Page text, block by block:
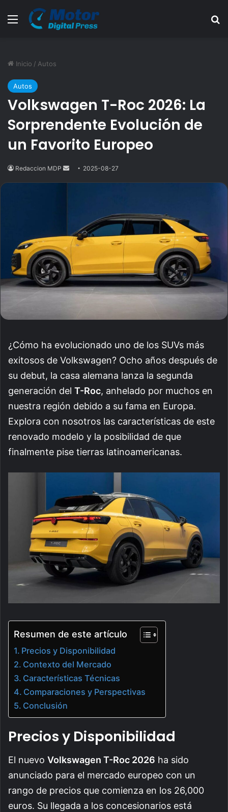
Menú
Inicio / Autos
Autos
Volkswagen T-Roc 2026: La
Sorprendente Evolución de
un Favorito Europeo
Redaccion MDP
Send2025-08-27
¿Cómo ha evolucionado uno de los SUVs más
exitosos de Volkswagen? Ocho años después de
su debut, la casa alemana lanza la segunda
generación del T-Roc, anhelado por muchos en
nuestra región debido a su fama en Europa.
Explora con nosotros las características de este
renovado modelo y la posibilidad de que
finalmente pise tierras latinoamericanas.
Resumen de este artículo
Precios y Disponibilidad
Contexto del Mercado
Características Técnicas
Comparaciones y Perspectivas
Conclusión
Precios y Disponibilidad
El nuevo Volkswagen T-Roc 2026 ha sido
anunciado para el mercado europeo con un
rango de precios que comienza en los 26,000
euros. Su llegada a los concesionarios está